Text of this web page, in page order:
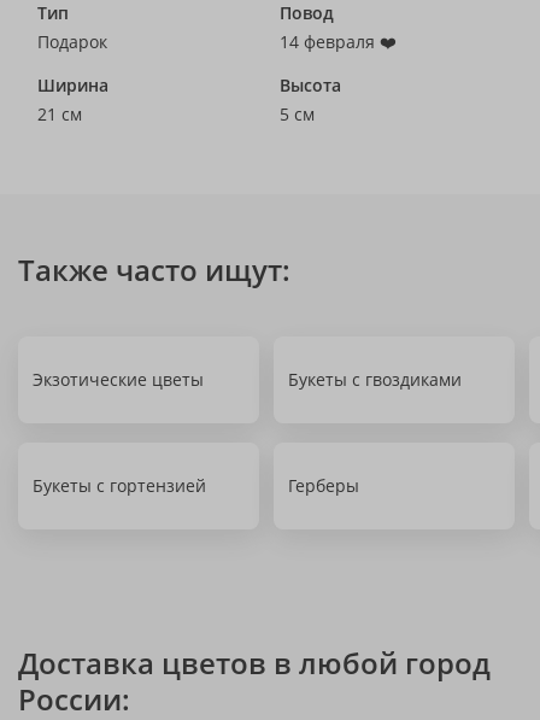
Тип
Подарок
Повод
14 февраля ❤️
Ширина
21 см
Высота
5 см
Также часто ищут:
Экзотические цветы Букеты с гвоздиками
Букеты с гортензией Герберы
Доставка цветов в любой город
России: